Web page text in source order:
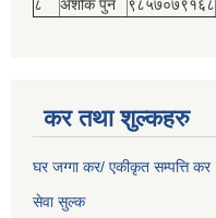
८ अशोक पुन ९८५७०७९१६८
कर तथा शुल्कहरु
घर जग्गा कर/ एकीकृत सम्पत्ति कर
सेवा सुल्क